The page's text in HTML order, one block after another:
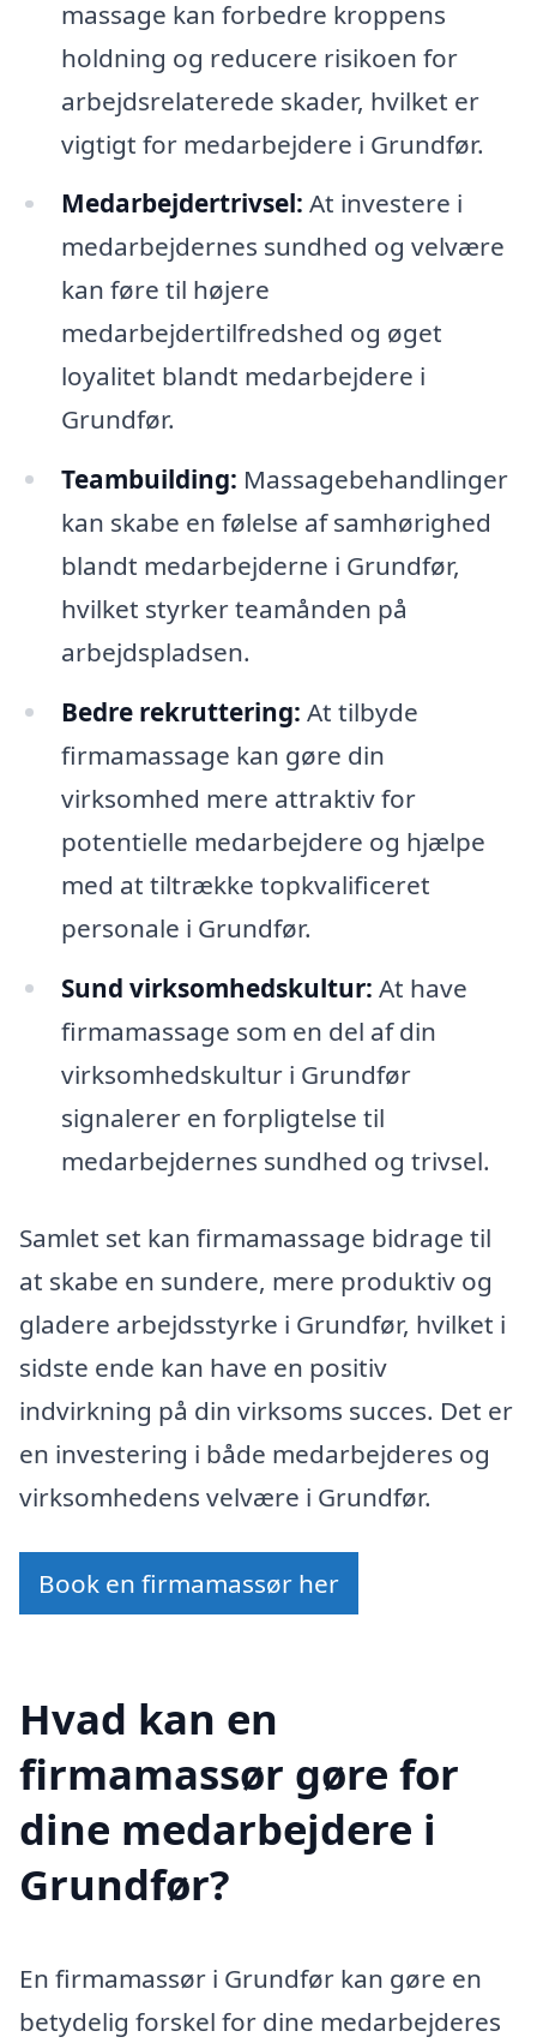
massage kan forbedre kroppens
holdning og reducere risikoen for
arbejdsrelaterede skader, hvilket er
vigtigt for medarbejdere i Grundfør.
Medarbejdertrivsel: At investere i
medarbejdernes sundhed og velvære
kan føre til højere
medarbejdertilfredshed og øget
loyalitet blandt medarbejdere i
Grundfør.
Teambuilding: Massagebehandlinger
kan skabe en følelse af samhørighed
blandt medarbejderne i Grundfør,
hvilket styrker teamånden på
arbejdspladsen.
Bedre rekruttering: At tilbyde
firmamassage kan gøre din
virksomhed mere attraktiv for
potentielle medarbejdere og hjælpe
med at tiltrække topkvalificeret
personale i Grundfør.
Sund virksomhedskultur: At have
firmamassage som en del af din
virksomhedskultur i Grundfør
signalerer en forpligtelse til
medarbejdernes sundhed og trivsel.
Samlet set kan firmamassage bidrage til
at skabe en sundere, mere produktiv og
gladere arbejdsstyrke i Grundfør, hvilket i
sidste ende kan have en positiv
indvirkning på din virksoms succes. Det er
en investering i både medarbejderes og
virksomhedens velvære i Grundfør.
Book en firmamassør her
Hvad kan en
firmamassør gøre for
dine medarbejdere i
Grundfør?
En firmamassør i Grundfør kan gøre en
betydelig forskel for dine medarbejderes